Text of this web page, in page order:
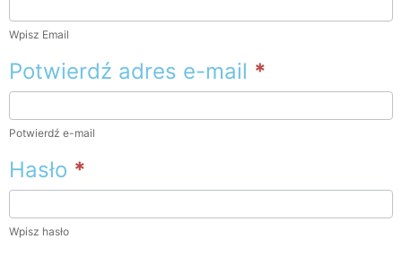
Wpisz Email
Potwierdź adres e-mail *
Potwierdź e-mail
Hasło *
Wpisz hasło